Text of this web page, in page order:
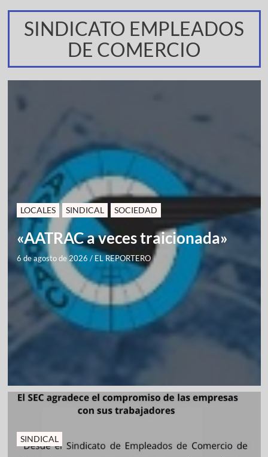
SINDICATO EMPLEADOS
DE COMERCIO
LOCALES SINDICAL SOCIEDAD
«AATRAC a veces traicionada»
6 de agosto de 2026 / EL REPORTERO
SINDICAL